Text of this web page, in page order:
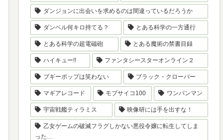
ダンジョンに出会いを求めるのは間違っているだろうか
ダンベル何キロ持てる？ とある科学の一方通行
とある科学の超電磁砲 とある魔術の禁書目録
ハイキュー!! ファンタシースターオンライン２
ブギーポップは笑わない ブラック・クローバー
マギアレコード モブサイコ100 ワンパンマン
宇宙戦艦ティラミス 映像研には手を出すな！
乙女ゲームの破滅フラグしかない悪役令嬢に転生してしま
った…